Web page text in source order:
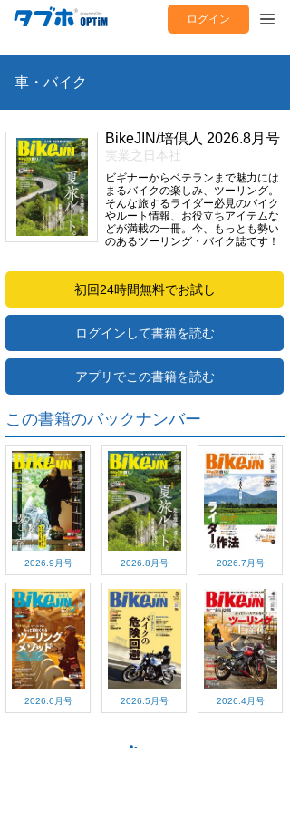
ログイン
車・バイク
BikeJIN/培倶人 2026.8月号
実業之日本社
ビギナーからベテランまで魅力には
まるバイクの楽しみ、ツーリング。
そんな旅するライダー必見のバイク
やルート情報、お役立ちアイテムな
どが満載の一冊。今、もっとも勢い
のあるツーリング・バイク誌です！
初回24時間無料でお試し
ログインして書籍を読む
アプリでこの書籍を読む
この書籍のバックナンバー
2026.9月号 2026.8月号 2026.7月号
2026.6月号 2026.5月号 2026.4月号